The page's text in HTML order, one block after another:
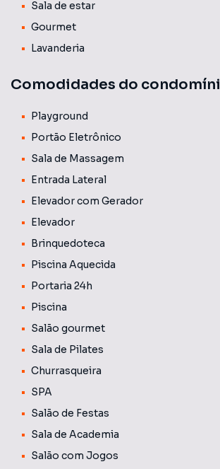
Sala de estar
Gourmet
Lavanderia
Comodidades do
Playground
Portão Eletrônico
Sala de Massagem
Entrada Lateral
Elevador com Gerador
Elevador
Brinquedoteca
Piscina Aquecida
Portaria 24h
Piscina
Salão gourmet
Sala de Pilates
Churrasqueira
SPA
Salão de Festas
Sala de Academia
Salão com Jogos